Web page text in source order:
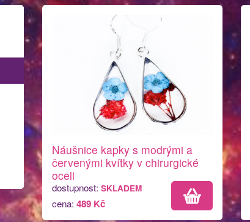
Náušnice kapky s modrými a
červenými kvítky v chirurgické
oceli
dostupnost: SKLADEM
cena: 489 Kč